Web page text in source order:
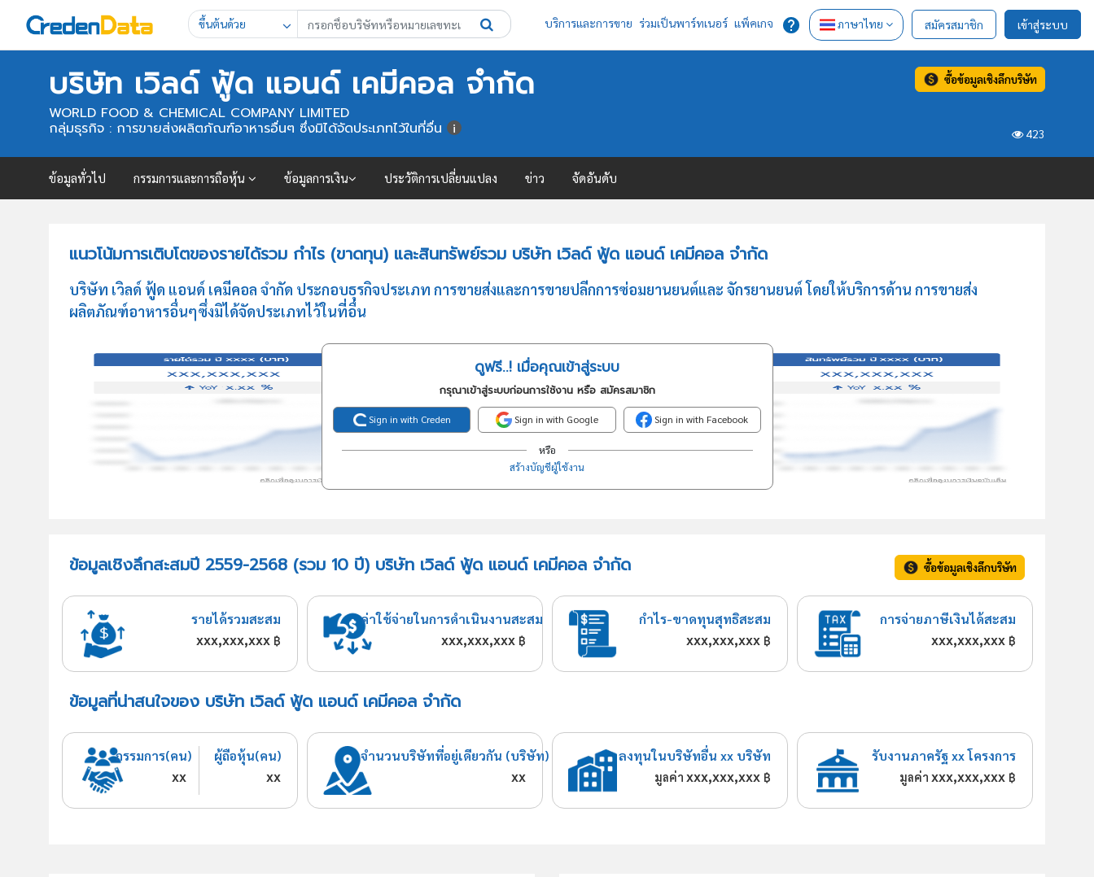
ขึ้นต้นด้วย บริการและการขาย ร่วมเป็นพาร์ทเนอร์ แพ็คเกจ ภาษาไทย สมัครสมาชิก เข้าสู่ระบบ
บริษัท เวิลด์ ฟู้ด แอนด์ เคมีคอล จำกัด ซื้อข้อมูลเชิงลึกบริษัท
WORLD FOOD & CHEMICAL COMPANY LIMITED
423
กลุ่มธุรกิจ : การขายส่งผลิตภัณฑ์อาหารอื่นๆ ซึ่งมิได้จัดประเภทไว้ในที่อื่น
ข้อมูลทั่วไป กรรมการและการถือหุ้น ข้อมูลการเงิน ประวัติการเปลี่ยนแปลง ข่าว จัดอันดับ
แนวโน้มการเติบโตของรายได้รวม กำไร (ขาดทุน) และสินทรัพย์รวม บริษัท เวิลด์ ฟู้ด แอนด์ เคมีคอล จำกัด
บริษัท เวิลด์ ฟู้ด แอนด์ เคมีคอล จำกัด ประกอบธุรกิจประเภท การขายส่งและการขายปลีกการซ่อมยานยนต์และ จักรยานยนต์ โดยให้บริการด้าน การขายส่ง
ผลิตภัณฑ์อาหารอื่นๆซึ่งมิได้จัดประเภทไว้ในที่อื่น
ดูฟรี..! เมื่อคุณเข้าสู่ระบบ
กรุณาเข้าสู่ระบบก่อนการใช้งาน หรือ สมัครสมาชิก
Sign in with Creden Sign in with Google Sign in with Facebook
หรือ
สร้างบัญชีผู้ใช้งาน
ข้อมูลเชิงลึกสะสมปี 2559-2568 (รวม 10 ปี) บริษัท เวิลด์ ฟู้ด แอนด์ เคมีคอล จำกัด ซื้อข้อมูลเชิงลึกบริษัท
รายได้รวมสะสม
xxx,xxx,xxx ฿
ค่าใช้จ่ายในการดำเนินงานสะสม
xxx,xxx,xxx ฿
กำไร-ขาดทุนสุทธิสะสม
xxx,xxx,xxx ฿
การจ่ายภาษีเงินได้สะสม
xxx,xxx,xxx ฿
ข้อมูลที่น่าสนใจของ บริษัท เวิลด์ ฟู้ด แอนด์ เคมีคอล จำกัด
กรรมการ(คน)
xx
ผู้ถือหุ้น(คน)
xx
จำนวนบริษัทที่อยู่เดียวกัน (บริษัท)
xx
ลงทุนในบริษัทอื่น xx บริษัท
มูลค่าxxx,xxx,xxx ฿
รับงานภาครัฐ xx โครงการ
มูลค่าxxx,xxx,xxx ฿